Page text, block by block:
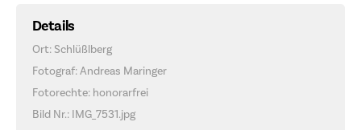
Details
Ort: Schlüßlberg
Fotograf: Andreas Maringer
Fotorechte: honorarfrei
Bild Nr.: IMG_7531.jpg